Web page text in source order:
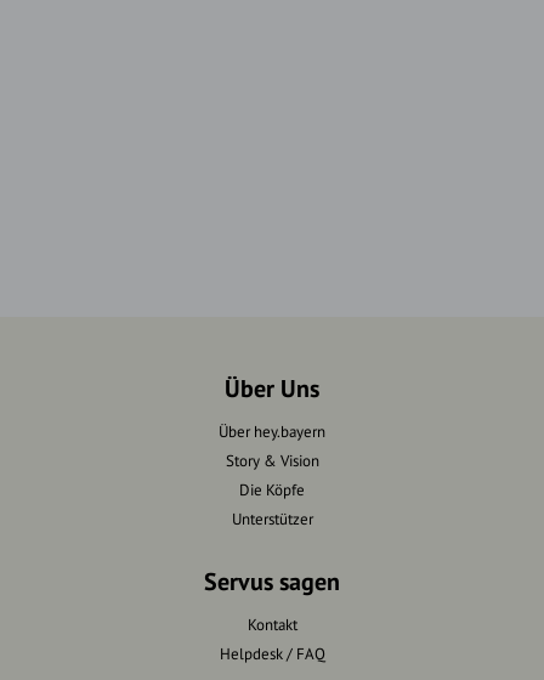
Über Uns
Über hey.bayern
Story & Vision
Die Köpfe
Unterstützer
Servus sagen
Kontakt
Helpdesk / FAQ